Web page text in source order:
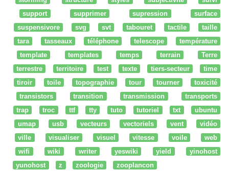
support
supprimer supression
surface
suspensivore
svg svt tabouret tactile
taille
tara
tasseaux téléphone telescope
température
template
templates temps terrain
Terre
terrestre
territoire test texte tiers-secteur
time
tiroir
toile topographie tour tourner
toxicité
transistors
transition transmission
transports
trap
troc ttf tty tuto tutoriel txt
ubuntu
umap
usb vecteurs vectoriels vent
vidéo
ville
visualiser visuel vitesse voile
web
wifi
wiki writer yeswiki yield
yinohost
yunohost
z zoologie zooplancon